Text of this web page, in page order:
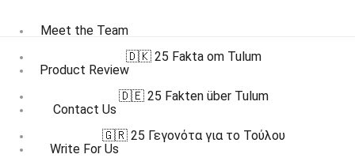
Meet the Team
Product Review
Contact Us
Write For Us
🇩🇰 25 Fakta om Tulum
🇩🇪 25 Fakten über Tulum
🇬🇷 25 Γεγονότα για το Τούλου